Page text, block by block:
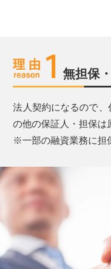
無担保
法人契約になるので
の他の保証人・担保は
※一部の融資業務に担